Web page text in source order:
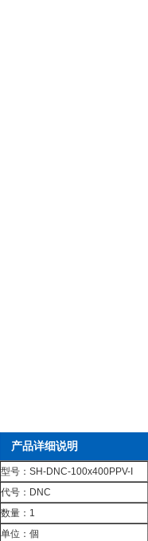
产品详细说明
型号：SH-DNC-100x400PPV-I
代号：DNC
数量：1
单位：個